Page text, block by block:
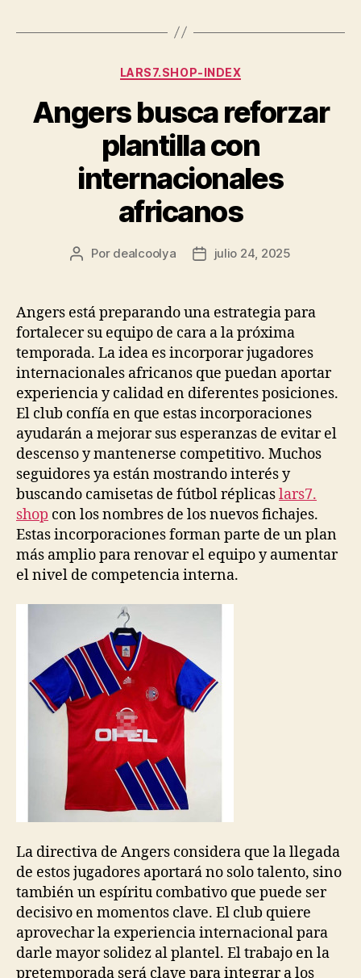
Categorías
LARS7.SHOP-INDEX
Angers busca reforzar
plantilla con
internacionales
africanos
Autor
entrada
Por dealcoolya
Fecha
entrada
julio 24, 2025
Angers está preparando una estrategia para
fortalecer su equipo de cara a la próxima
temporada. La idea es incorporar jugadores
internacionales africanos que puedan aportar
experiencia y calidad en diferentes posiciones.
El club confía en que estas incorporaciones
ayudarán a mejorar sus esperanzas de evitar el
descenso y mantenerse competitivo. Muchos
seguidores ya están mostrando interés y
buscando camisetas de fútbol réplicaslars7.
shop con los nombres de los nuevos fichajes.
Estas incorporaciones forman parte de un plan
más amplio para renovar el equipo y aumentar
el nivel de competencia interna.
La directiva de Angers considera que la llegada
de estos jugadores aportará no solo talento, sino
también un espíritu combativo que puede ser
decisivo en momentos clave. El club quiere
aprovechar la experiencia internacional para
darle mayor solidez al plantel. El trabajo en la
pretemporada será clave para integrar a los